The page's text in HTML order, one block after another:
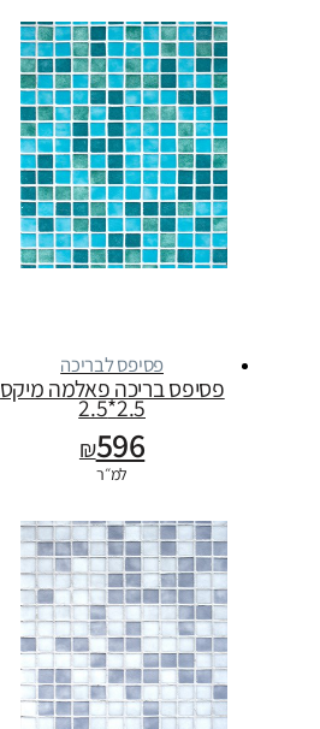
פסיפס לבריכה
פסיפס בריכה פאלמה מיקס
2.5*2.5
₪596
למ״ר